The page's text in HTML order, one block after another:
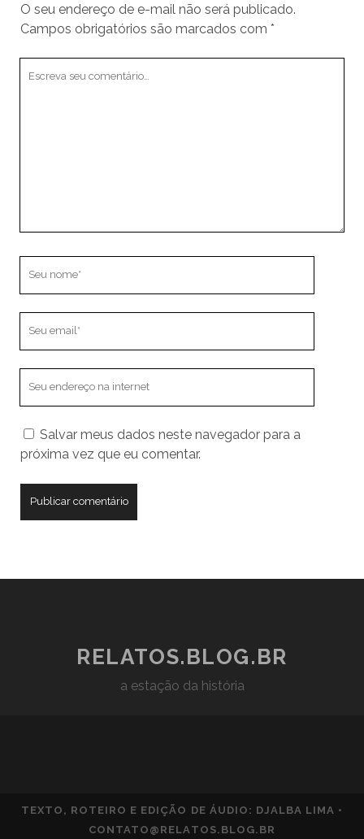
O seu endereço de e-mail não será publicado.
Campos obrigatórios são marcados com *
seu
site
Salvar meus dados neste navegador para a
próxima vez que eu comentar.
RELATOS.BLOG.BR
a estação da história
TEXTO, ROTEIRO E EDIÇÃO DE ÁUDIO: DJALBA LIMA •
CONTATO@RELATOS.BLOG.BR